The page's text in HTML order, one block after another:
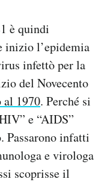
è quindi
inizio l’epidemia
infettò per la
del Novecento
1970. Perché si
e “AIDS”
Passarono infatti
e virologa
scoprisse il